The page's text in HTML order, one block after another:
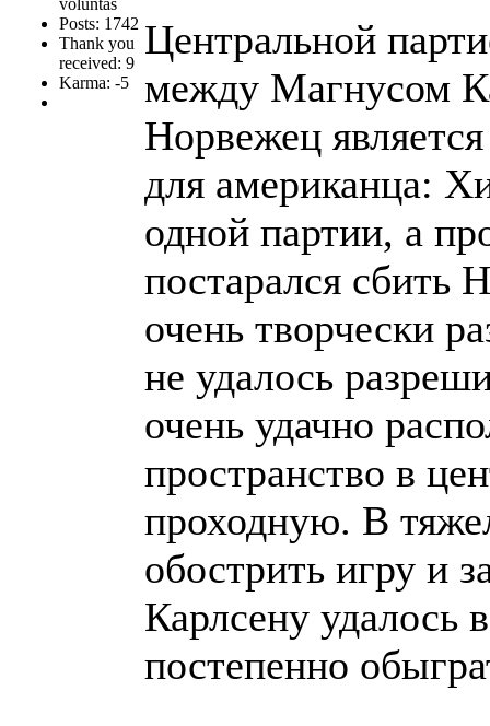
Posts: 1742
Thank you
received: 9
Karma: -5
Центральной
между Магнусом
Норвежец
для американца:
одной партии, а
постарался сбить
очень творчески
не удалось
очень удачно
пространство в
проходную. В
обострить игру и
Карлсену удалось
постепенно